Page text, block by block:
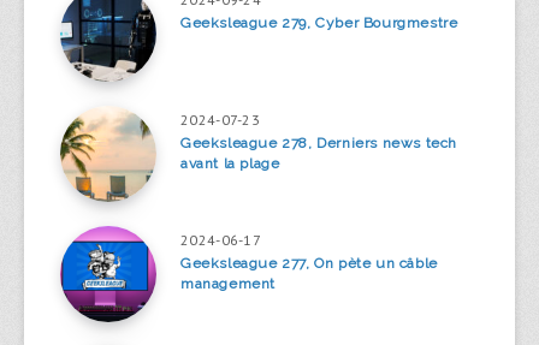
Geeksleague 279, Cyber Bourgmestre
2024-07-23
Geeksleague 278, Derniers news tech
avant la plage
2024-06-17
Geeksleague 277, On pète un câble
management